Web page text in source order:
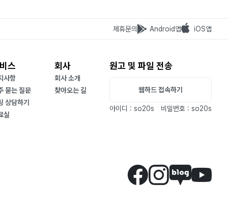
제휴문의 Android앱 iOS앱
스
사항
묻는 질문
상담하기
실
회사
회사 소개
찾아오는 길
원고 및 파일 전송
웹하드 접속하기
아이디 : so20s 비밀번호 : so20s